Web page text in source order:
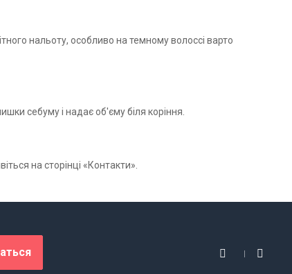
нальоту, особливо на темному волоссі варто
себуму і надає об'єму біля коріння.
на сторінці «Контакти».